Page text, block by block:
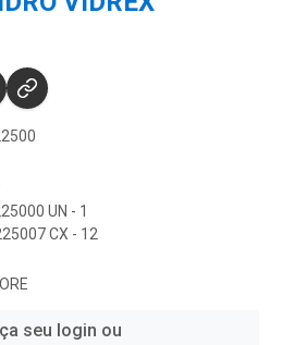
UN - 1
CX - 12
seu login ou